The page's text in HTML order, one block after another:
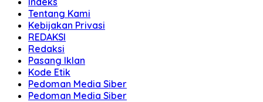
Tentang Kami
Kebijakan Privasi
REDAKSI
Redaksi
Pasang Iklan
Kode Etik
Pedoman Media Siber
Pedoman Media Siber